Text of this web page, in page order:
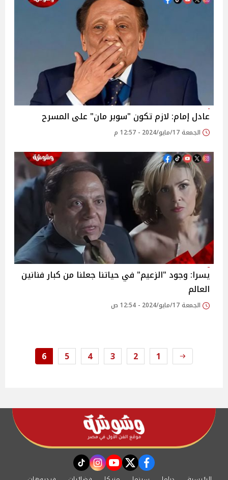
عادل إمام: لازم تكون "سوبر مان" على المسرح
الجمعة 17/مايو/2024 - 12:57 م
يسرا: وجود "الزعيم" في حياتنا جعلنا من كبار فنانين
العالم
الجمعة 17/مايو/2024 - 12:54 ص
1
2
3
4
5
6
facebook
twitter
youtube
instagram
tiktok